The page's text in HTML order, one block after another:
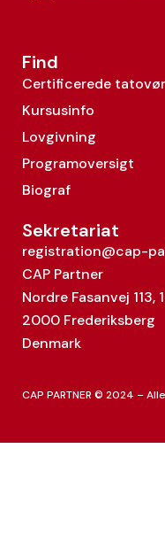
Find
Certificerede
Kursusinfo
Lovgivning
Programoversigt
Biograf
Sekretariat
registration@cap-
CAP Partner
Nordre Fasanvej 113,
2000 Frederiksberg
Denmark
CAP PARTNER © 2024 –